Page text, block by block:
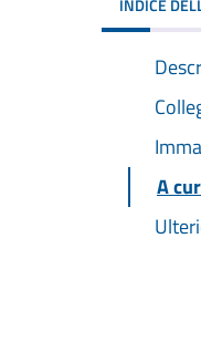
INDICE
A